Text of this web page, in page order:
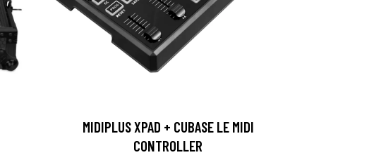
MIDIPLUS XPAD + CUBASE LE MIDI
CONTROLLER